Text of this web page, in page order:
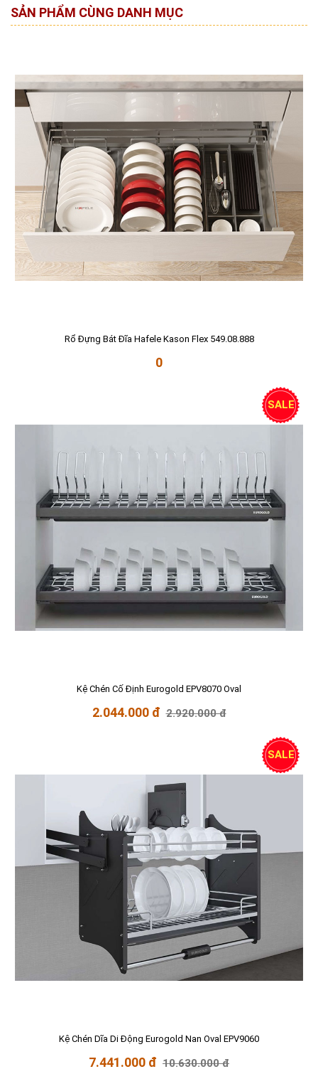
SẢN PHẨM CÙNG DANH MỤC
Rổ Đựng Bát Đĩa Hafele Kason Flex 549.08.888
0
SALE
Kệ Chén Cố Định Eurogold EPV8070 Oval
2.044.000 đ 2.920.000 đ
SALE
Kệ Chén Dĩa Di Động Eurogold Nan Oval EPV9060
7.441.000 đ 10.630.000 đ